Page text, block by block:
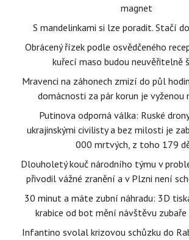
magnet
S mandelinkami si lze poradit. Stačí
Obrácený řízek podle osvědčeného
kuřecí maso budou neuvěřitelně
Mravenci na záhonech zmizí do půl
domácnosti za pár korun je vyženou
Putinova odporná válka: Ruské
ukrajinskými civilisty a bez milosti je
000 mrtvých, z toho 179
Dlouholetý kouč národního týmu v
přivodil vážné zranění a v Plzni není
30 minut a máte zubní náhradu: 3D
krabice od bot mění návštěvu zubaře
Infantino svolal krizovou schůzku do